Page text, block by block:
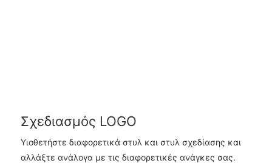
Σχεδιασμός LOGO
Υιοθετήστε διαφορετικά στυλ και στυλ σχεδίασης και
αλλάξτε ανάλογα με τις διαφορετικές ανάγκες σας.